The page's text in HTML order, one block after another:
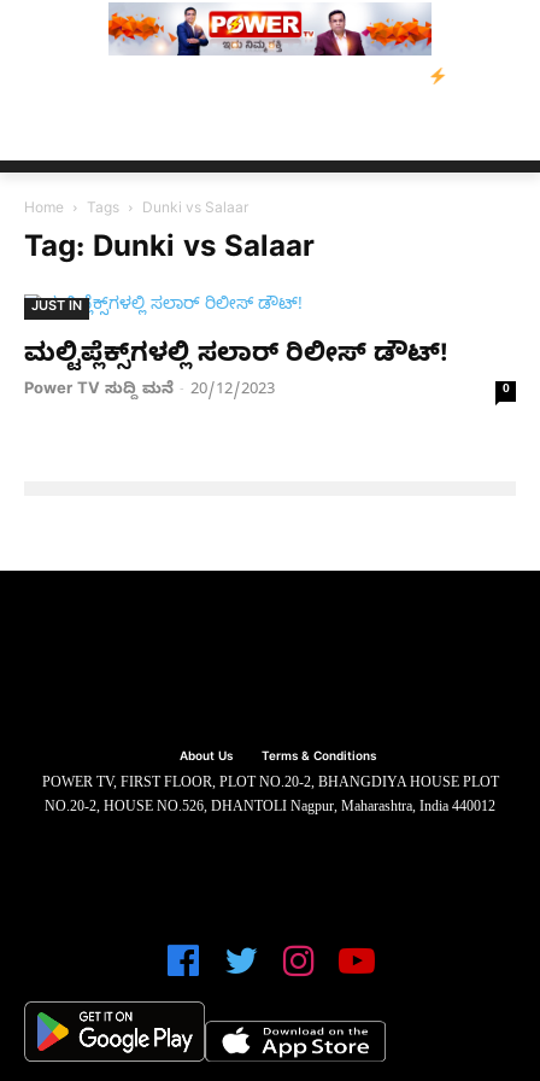
Home Tags Dunki vs Salaar
Tag: Dunki vs Salaar
JUST IN
ಮಲ್ಟಿಪ್ಲೆಕ್ಸ್​ಗಳಲ್ಲಿ ಸಲಾರ್​ ರಿಲೀಸ್​ ಡೌಟ್​!
Power TV ಸುದ್ದಿ ಮನೆ - 20/12/2023 0
About Us Terms & Conditions
POWER TV, FIRST FLOOR, PLOT NO.20-2, BHANGDIYA HOUSE PLOT
NO.20-2, HOUSE NO.526, DHANTOLI Nagpur, Maharashtra, India 440012